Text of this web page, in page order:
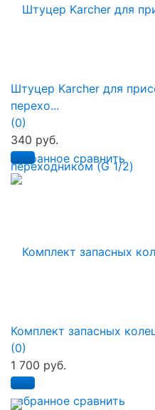
избранное сравнить
Штуцер Karcher для
перехо...
(0)
340 руб.
избранное сравнить
Комплект запасных
(0)
1 700 руб.